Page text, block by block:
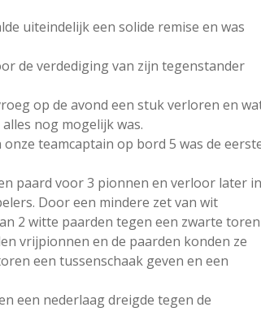
uiteindelijk een solide remise en was
de verdediging van zijn tegenstander
op de avond een stuk verloren en
nog mogelijk was.
teamcaptain op bord 5 was de
paard voor 3 pionnen en verloor later in
Door een mindere zet van wit
2 witte paarden tegen een zwarte toren
vrijpionnen en de paarden konden ze
een tussenschaak geven en een
een nederlaag dreigde tegen de